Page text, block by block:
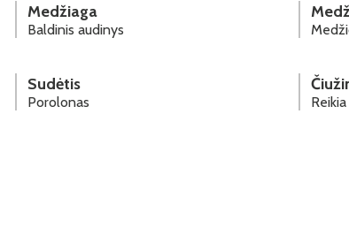
Medžiaga
Baldinis audinys
Sudėtis
Porolonas